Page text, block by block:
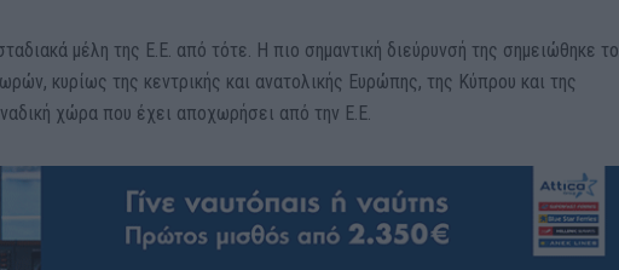
μέλη της Ε.Ε. από τότε. Η πιο σημαντική διεύρυνσή της σημειώθηκε το
κυρίως της κεντρικής και ανατολικής Ευρώπης, της Κύπρου και της
χώρα που έχει αποχωρήσει από την Ε.Ε.